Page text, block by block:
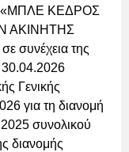
«ΜΠΛΕ ΚΕΔΡΟΣ
ΑΚΙΝΗΤΗΣ
συνέχεια της
30.04.2026
Γενικής
για τη διανομή
συνολικού
διανομής